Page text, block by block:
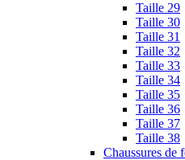
Taille 29
Taille 30
Taille 31
Taille 32
Taille 33
Taille 34
Taille 35
Taille 36
Taille 37
Taille 38
Chaussures de